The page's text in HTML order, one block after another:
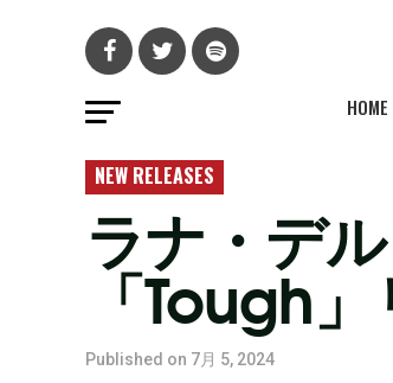
HOME
NEW RELEASES
ラナ・デ
「Tough
Published on 7月 5, 2024